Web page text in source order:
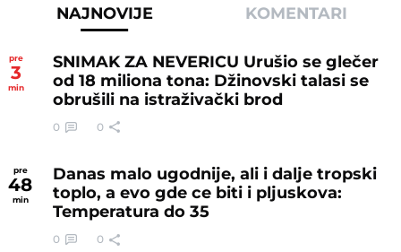
NAJNOVIJE KOMENTARI
pre
3
min
SNIMAK ZA NEVERICU Urušio se glečer
od 18 miliona tona: Džinovski talasi se
obrušili na istraživački brod
0 0
pre
48
min
Danas malo ugodnije, ali i dalje tropski
toplo, a evo gde ce biti i pljuskova:
Temperatura do 35
0 0